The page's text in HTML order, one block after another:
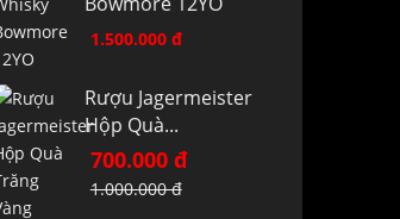
1.500.000 đ
Rượu Jagermeister
Hộp Quà...
700.000 đ
1.000.000 đ